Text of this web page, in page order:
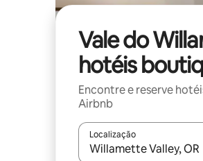
Vale do
hotéis
Encontre e reserve
Airbnb
Localização
Quando os resultados